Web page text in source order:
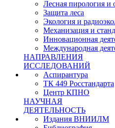
Лесная пирология и
Защита леса
Экология и
Механизация и
Инновационная
Международная
НАПРАВЛЕНИЯ
ИССЛЕДОВАНИЙ
Аспирантура
ТК 449 Росстандарта
Центр КПНО
НАУЧНАЯ
ДЕЯТЕЛЬНОСТЬ
Издания ВНИИЛМ